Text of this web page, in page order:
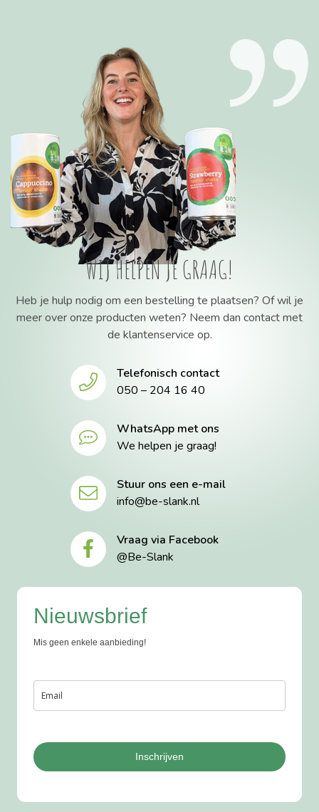
WIJ HELPEN JE GRAAG!
Heb je hulp nodig om een bestelling te plaatsen? Of wil je
meer over onze producten weten? Neem dan contact met
de klantenservice op.
Telefonisch contact
050 – 204 16 40
WhatsApp met ons
We helpen je graag!
Stuur ons een e-mail
info@be-slank.nl
Vraag via Facebook
@Be-Slank
Nieuwsbrief
Mis geen enkele aanbieding!
Inschrijven